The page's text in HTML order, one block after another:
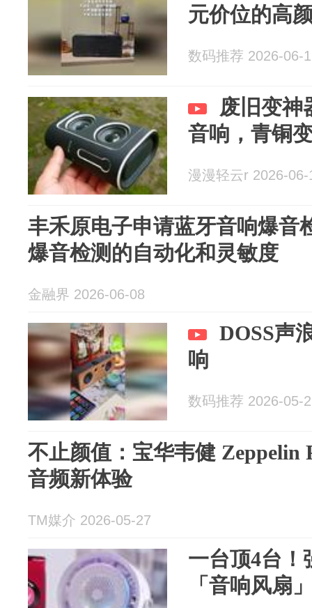
元价位的高
数码推荐 2026-06-
废旧变神
音响，青铜
漫漫轻云r 2026-06-
丰禾原电子申请蓝牙音响爆音
爆音检测的自动化和灵敏度
金融界 2026-06-08
DOSS声
响
数码推荐 2026-05-
不止颜值：宝华韦健 Zeppelin
音频新体验
TM媒介 2026-05-27
一台顶4台！
「音响风扇